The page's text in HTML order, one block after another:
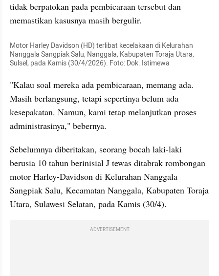
tidak berpatokan pada pembicaraan tersebut dan
memastikan kasusnya masih bergulir.
Motor Harley Davidson (HD) terlibat kecelakaan di Kelurahan
Nanggala Sangpiak Salu, Nanggala, Kabupaten Toraja Utara,
Sulsel, pada Kamis (30/4/2026). Foto: Dok. Istimewa
"Kalau soal mereka ada pembicaraan, memang ada.
Masih berlangsung, tetapi sepertinya belum ada
kesepakatan. Namun, kami tetap melanjutkan proses
administrasinya," bebernya.
Sebelumnya diberitakan, seorang bocah laki-laki
berusia 10 tahun berinisial J tewas ditabrak rombongan
motor Harley-Davidson di Kelurahan Nanggala
Sangpiak Salu, Kecamatan Nanggala, Kabupaten Toraja
Utara, Sulawesi Selatan, pada Kamis (30/4).
ADVERTISEMENT